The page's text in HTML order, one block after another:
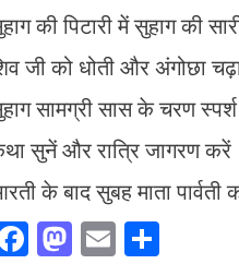
की पिटारी में सुहाग की
जी को धोती और अंगोछा
सामग्री सास के चरण
सुनें और रात्रि जागरण
के बाद सुबह माता
F M E S